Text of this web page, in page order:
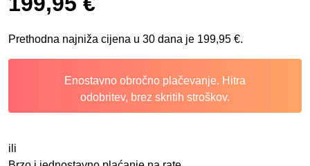
Prethodna najniža cijena u 30 dana je 199,95 €.
Enostavno obročno plačevanje. Hitra
odobritev, brez skritih stroškov.
ili